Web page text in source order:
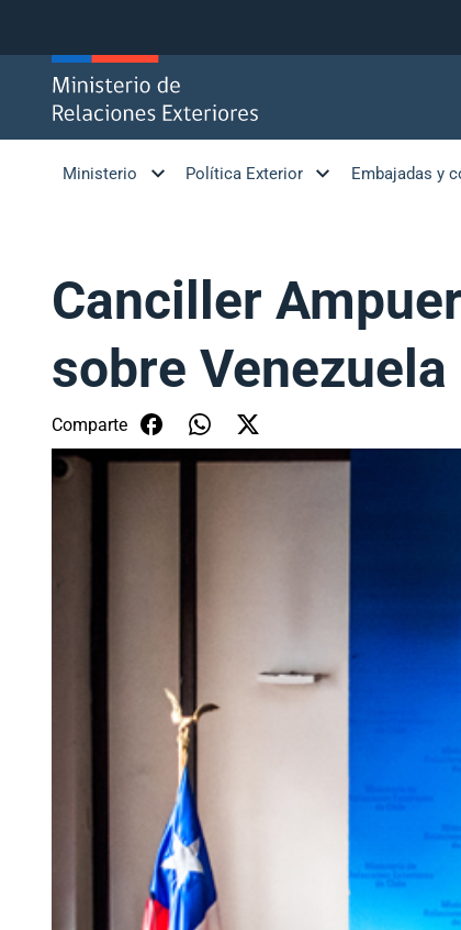
Ministerio Política Exterior Embajadas y
Canciller
sobre Venezuela
Comparte